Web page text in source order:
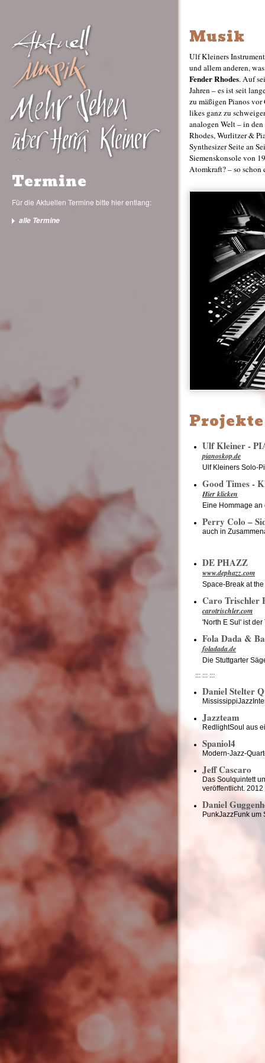
Musik
Ulf Kleiners
und allem anderen,
Fender Rhodes. Auf
Jahren – es ist seit
zu mäßigen Pianos
likes ganz zu
analogen Welt – in
Rhodes, Wurlitzer &
Synthesizer Seite an
Siemenskonsole von
Atomkraft? – so schon
Projekte
Ulf Kleiner -
pianoskop.de
Ulf Kleiners Solo-
Good Times -
Hier klicken
Eine Hommage
Perry Colo –
auch in
DE PHAZZ
www.dephazz.com
Space-Break at
Caro Trischler
carotrischler.com
'North E Sul' ist
Fola Dada &
foladada.de
Die Stuttgarter
::: ::: :::
Daniel Stelter
Jazzteam
RedlightSoul aus
Spaniol4
Modern-Jazz-
Jeff Cascaro
Das Soulquintett
veröffentlicht. 2012
Daniel
PunkJazzFunk
Termine
Für die Aktuellen Termine bitte hier entlang:
alle Termine